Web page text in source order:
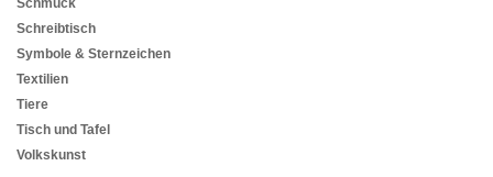
Schmuck
Schreibtisch
Symbole & Sternzeichen
Textilien
Tiere
Tisch und Tafel
Volkskunst